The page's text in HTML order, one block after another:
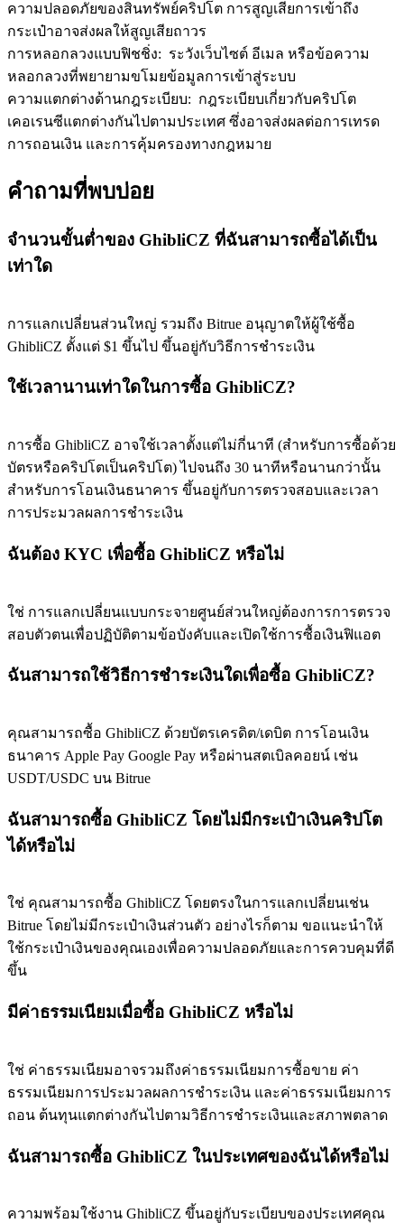
Deposit CASHCAT & Win
Share 500000 CASHCAT prize pool
Exclusive for BitMart Users
Register & Trade to Win 500,000 USDT
Trade Gold & Silver · 33,333 USDT Bonus
USDT Flexible Staking | Daily Rewards
New Listing Futures Fest
Trade New Futures, Win 200,000 USDT
Crypto World Cup 2026: Grand Finale
กิจกรรมเพิ่มเติม
ศูนย์รางวัล
เข้าสู่ระบบ
ความปลอดภัยของสินทรัพย์คริปโต การสูญเสียการเข้าถึง
กระเป๋าอาจส่งผลให้สูญเสียถาวร
การหลอกลวงแบบฟิชชิ่ง: ระวังเว็บไซต์ อีเมล หรือข้อความ
หลอกลวงที่พยายามขโมยข้อมูลการเข้าสู่ระบบ
ความแตกต่างด้านกฎระเบียบ: กฎระเบียบเกี่ยวกับคริปโต
เคอเรนซีแตกต่างกันไปตามประเทศ ซึ่งอาจส่งผลต่อการเทรด
การถอนเงิน และการคุ้มครองทางกฎหมาย
คำถามที่พบบ่อย
จำนวนขั้นต่ำของ GhibliCZ ที่ฉันสามารถซื้อได้เป็น
เท่าใด
การแลกเปลี่ยนส่วนใหญ่ รวมถึง Bitrue อนุญาตให้ผู้ใช้ซื้อ
GhibliCZ ตั้งแต่ $1 ขึ้นไป ขึ้นอยู่กับวิธีการชำระเงิน
ใช้เวลานานเท่าใดในการซื้อ GhibliCZ?
การซื้อ GhibliCZ อาจใช้เวลาตั้งแต่ไม่กี่นาที (สำหรับการซื้อด้วย
บัตรหรือคริปโตเป็นคริปโต) ไปจนถึง 30 นาทีหรือนานกว่านั้น
สำหรับการโอนเงินธนาคาร ขึ้นอยู่กับการตรวจสอบและเวลา
การประมวลผลการชำระเงิน
ฉันต้อง KYC เพื่อซื้อ GhibliCZ หรือไม่
ใช่ การแลกเปลี่ยนแบบกระจายศูนย์ส่วนใหญ่ต้องการการตรวจ
สอบตัวตนเพื่อปฏิบัติตามข้อบังคับและเปิดใช้การซื้อเงินฟิแอต
ฉันสามารถใช้วิธีการชำระเงินใดเพื่อซื้อ GhibliCZ?
คุณสามารถซื้อ GhibliCZ ด้วยบัตรเครดิต/เดบิต การโอนเงิน
ธนาคาร Apple Pay Google Pay หรือผ่านสตเบิลคอยน์ เช่น
USDT/USDC บน Bitrue
ฉันสามารถซื้อ GhibliCZ โดยไม่มีกระเป๋าเงินคริปโต
ได้หรือไม่
ใช่ คุณสามารถซื้อ GhibliCZ โดยตรงในการแลกเปลี่ยนเช่น
Bitrue โดยไม่มีกระเป๋าเงินส่วนตัว อย่างไรก็ตาม ขอแนะนำให้
ใช้กระเป๋าเงินของคุณเองเพื่อความปลอดภัยและการควบคุมที่ดี
ขึ้น
มีค่าธรรมเนียมเมื่อซื้อ GhibliCZ หรือไม่
ใช่ ค่าธรรมเนียมอาจรวมถึงค่าธรรมเนียมการซื้อขาย ค่า
ธรรมเนียมการประมวลผลการชำระเงิน และค่าธรรมเนียมการ
ถอน ต้นทุนแตกต่างกันไปตามวิธีการชำระเงินและสภาพตลาด
ฉันสามารถซื้อ GhibliCZ ในประเทศของฉันได้หรือไม่
ความพร้อมใช้งาน GhibliCZ ขึ้นอยู่กับระเบียบของประเทศคุณ